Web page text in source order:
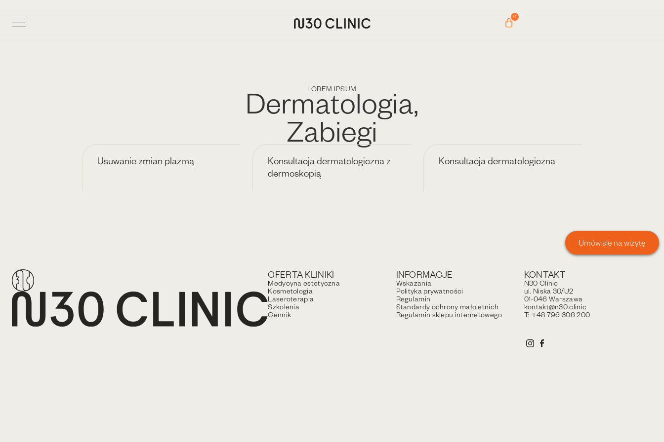
0
LOREM IPSUM
Dermatologia,
Zabiegi
Usuwanie zmian plazmą
Konsultacja dermatologiczna z
dermoskopią
Konsultacja dermatologiczna
Umów się na wizytę
OFERTA KLINIKI
Medycyna estetyczna
Kosmetologia
Laseroterapia
Szkolenia
Cennik
INFORMACJE
Wskazania
Polityka prywatności
Regulamin
Standardy ochrony małoletnich
Regulamin sklepu internetowego
KONTAKT
N30 Clinic
ul. Niska 30/U2
01-046 Warszawa
kontakt@n30.clinic
T: +48 796 306 200